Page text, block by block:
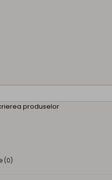
produselor
(0)